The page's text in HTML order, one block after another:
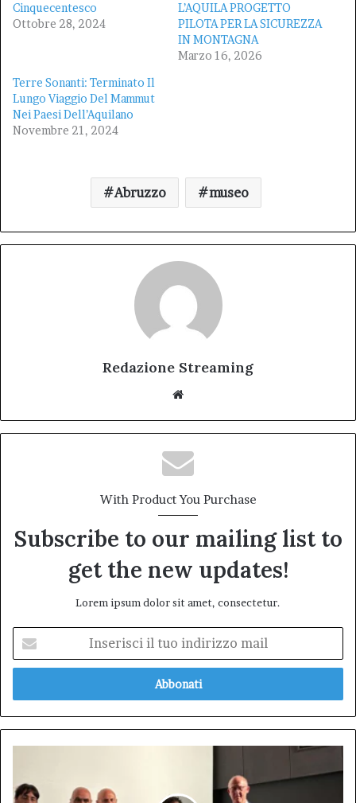
Cinquecentesco
Ottobre 28, 2024
L’AQUILA PROGETTO
PILOTA PER LA SICUREZZA
IN MONTAGNA
Marzo 16, 2026
Terre Sonanti: Terminato Il
Lungo Viaggio Del Mammut
Nei Paesi Dell’Aquilano
Novembre 21, 2024
Abruzzo museo
Redazione Streaming
With Product You Purchase
Subscribe to our mailing list to
get the new updates!
Lorem ipsum dolor sit amet, consectetur.
tuo
mail